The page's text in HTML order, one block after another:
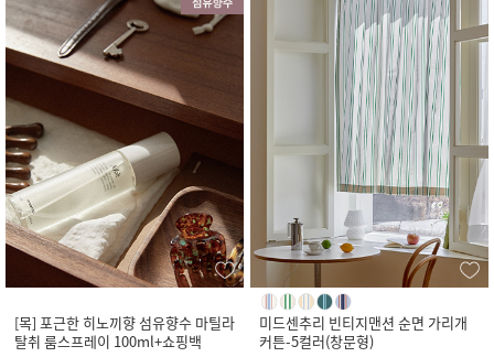
[목] 포근한 히노끼향 섬유향수 마틸라
탈취 룸스프레이 100ml+쇼핑백
미드센추리 빈티지맨션 순면 가리개
커튼-5컬러(창문형)